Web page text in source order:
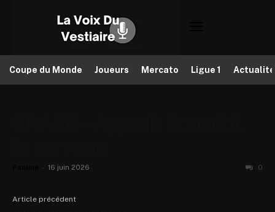
Coupe du Monde Joueurs Mercato Ligue 1
- 16 juin 2026 0
Article précédent